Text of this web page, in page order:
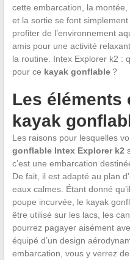
cette embarcation, la montée,
et la sortie se font
profiter de l’environnement
amis pour une activité
la routine. Intex Explorer k2 :
pour ce kayak gonflable?
Les
kayak
Les raisons pour lesquelles
gonflable Intex Explorer k2
c’est une embarcation
De fait, il est adapté au plan
eaux calmes. Étant donné
poupe incurvée, le kayak
être utilisé sur les lacs, les
pourrez pagayer aisément
équipé d’un design
embarcation, vous y verrez